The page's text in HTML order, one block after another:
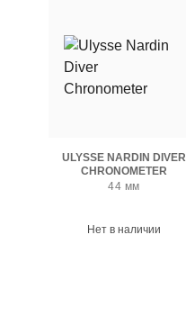
ULYSSE NARDIN DIVER
CHRONOMETER
44 мм
Нет в наличии